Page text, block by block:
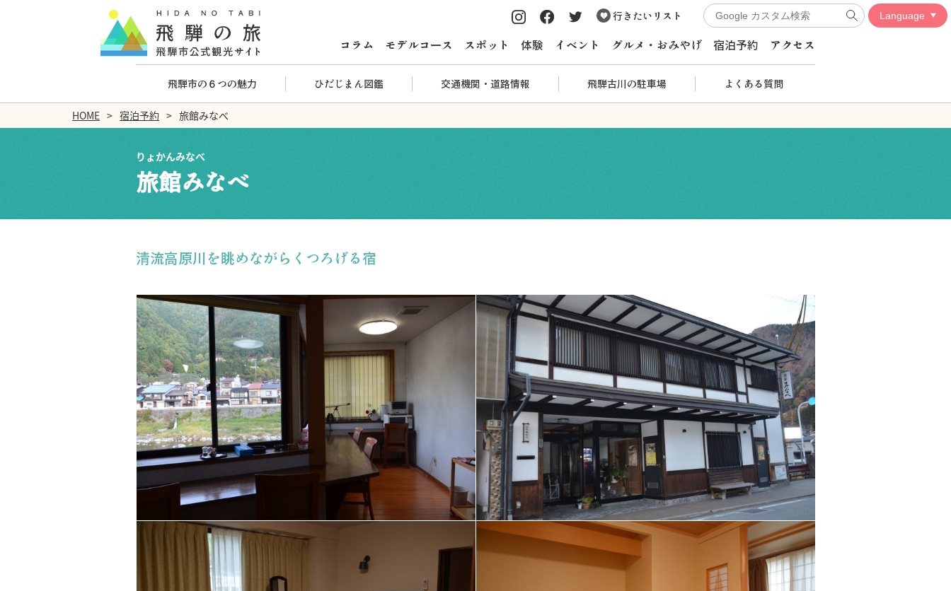
行きたいリスト
コラム モデルコース スポット 体験 イベント グルメ・おみやげ 宿泊予約 アクセス
飛騨市の６つの魅力 ひだじまん図鑑 交通機関・道路情報 飛騨古川の駐車場 よくある質問
HOME 宿泊予約 旅館みなべ
りょかんみなべ
旅館みなべ
清流高原川を眺めながらくつろげる宿